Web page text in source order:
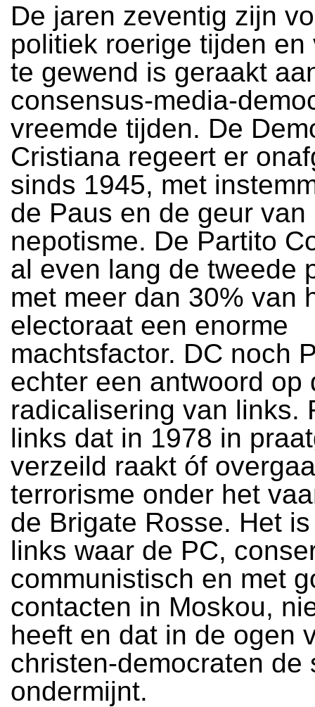
De jaren zeventig zijn
politiek roerige tijden en
te gewend is geraakt
consensus-media-
vreemde tijden. De
Cristiana regeert er
sinds 1945, met
de Paus en de geur van
nepotisme. De Partito
al even lang de tweede
met meer dan 30% van
electoraat een enorme
machtsfactor. DC noch
echter een antwoord op
radicalisering van links.
links dat in 1978 in
verzeild raakt óf
terrorisme onder het
de Brigate Rosse. Het
links waar de PC,
communistisch en met
contacten in Moskou,
heeft en dat in de ogen
christen-democraten de
ondermijnt.